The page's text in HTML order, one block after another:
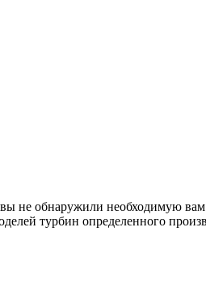
не обнаружили необходимую вам
турбин определенного